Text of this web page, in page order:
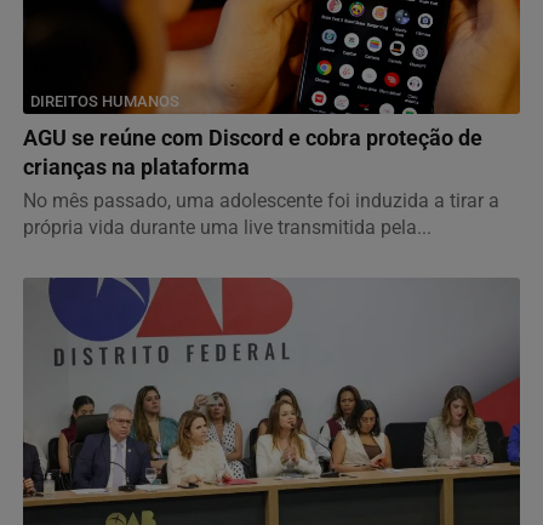
DIREITOS HUMANOS
AGU se reúne com Discord e cobra proteção de
crianças na plataforma
No mês passado, uma adolescente foi induzida a tirar a
própria vida durante uma live transmitida pela...